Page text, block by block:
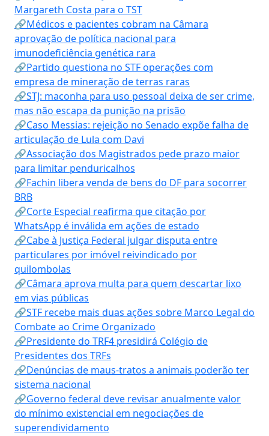
Margareth Costa para o TST
🔗Médicos e pacientes cobram na Câmara
aprovação de política nacional para
imunodeficiência genética rara
🔗Partido questiona no STF operações com
empresa de mineração de terras raras
🔗STJ: maconha para uso pessoal deixa de ser crime,
mas não escapa da punição na prisão
🔗Caso Messias: rejeição no Senado expõe falha de
articulação de Lula com Davi
🔗Associação dos Magistrados pede prazo maior
para limitar penduricalhos
🔗Fachin libera venda de bens do DF para socorrer
BRB
🔗Corte Especial reafirma que citação por
WhatsApp é inválida em ações de estado
🔗Cabe à Justiça Federal julgar disputa entre
particulares por imóvel reivindicado por
quilombolas
🔗Câmara aprova multa para quem descartar lixo
em vias públicas
🔗STF recebe mais duas ações sobre Marco Legal do
Combate ao Crime Organizado
🔗Presidente do TRF4 presidirá Colégio de
Presidentes dos TRFs
🔗Denúncias de maus-tratos a animais poderão ter
sistema nacional
🔗Governo federal deve revisar anualmente valor
do mínimo existencial em negociações de
superendividamento